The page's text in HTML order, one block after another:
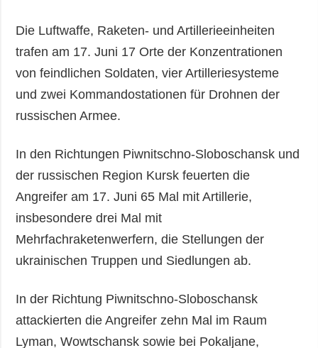
Die Luftwaffe, Raketen- und Artillerieeinheiten
trafen am 17. Juni 17 Orte der Konzentrationen
von feindlichen Soldaten, vier Artilleriesysteme
und zwei Kommandostationen für Drohnen der
russischen Armee.
In den Richtungen Piwnitschno-Sloboschansk und
der russischen Region Kursk feuerten die
Angreifer am 17. Juni 65 Mal mit Artillerie,
insbesondere drei Mal mit
Mehrfachraketenwerfern, die Stellungen der
ukrainischen Truppen und Siedlungen ab.
In der Richtung Piwnitschno-Sloboschansk
attackierten die Angreifer zehn Mal im Raum
Lyman, Wowtschansk sowie bei Pokaljane,